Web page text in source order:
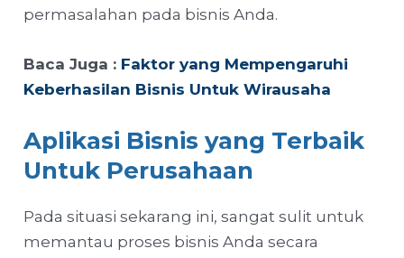
permasalahan pada bisnis Anda.
Baca Juga : Faktor yang Mempengaruhi
Keberhasilan Bisnis Untuk Wirausaha
Aplikasi Bisnis yang Terbaik
Untuk Perusahaan
Pada situasi sekarang ini, sangat sulit untuk
memantau proses bisnis Anda secara